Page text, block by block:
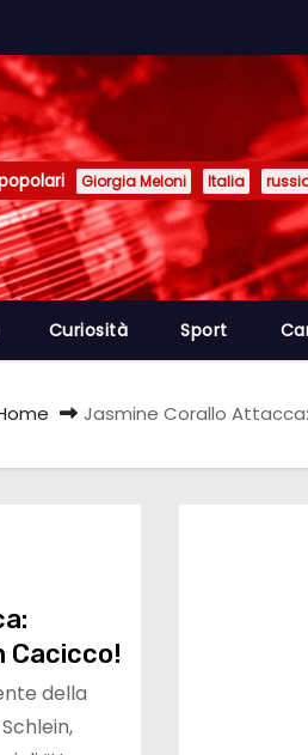
Giorgia Meloni Italia
Curiosità Sport
Jasmine Corallo Attacca:
Cacicco!
della